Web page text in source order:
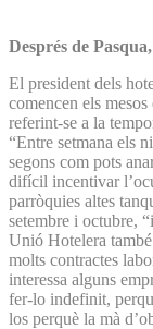
Després de
El president dels
comencen els mesos
referint-se a la
“Entre setmana els
segons com pots
difícil incentivar
parròquies altes
setembre i octubre,
Unió Hotelera també
molts contractes
interessa alguns
fer-lo indefinit,
los perquè la mà